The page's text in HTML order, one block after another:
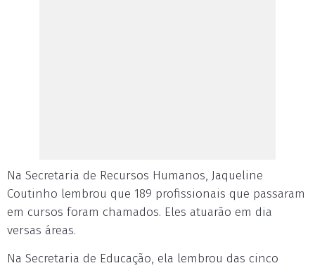
Na Secretaria de Recursos Humanos, Jaqueline
Coutinho lembrou que 189 profissionais que passaram
em cursos foram chamados. Eles atuarão em dia
versas áreas.
Na Secretaria de Educação, ela lembrou das cinco